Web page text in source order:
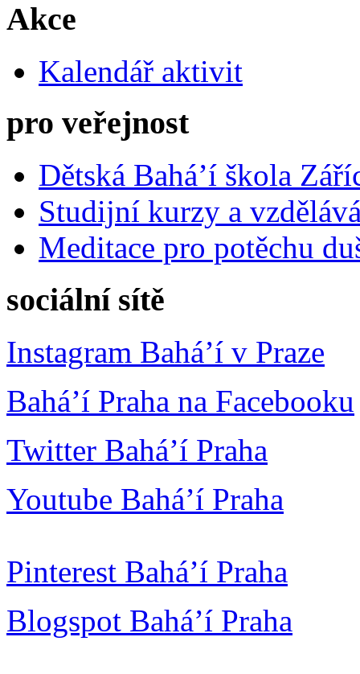
Akce
Kalendář aktivit
pro veřejnost
Dětská Bahá’í škola
Studijní kurzy a
Meditace pro potěchu
sociální sítě
Instagram Bahá’í v Praze
Bahá’í Praha na Facebooku
Twitter Bahá’í Praha
Youtube Bahá’í Praha
Pinterest Bahá’í Praha
Blogspot Bahá’í Praha